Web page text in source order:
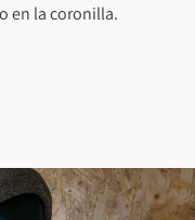
en la coronilla.